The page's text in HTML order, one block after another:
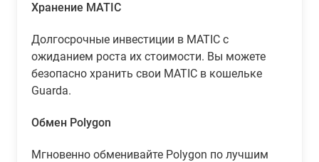
Хранение MATIC
Долгосрочные инвестиции в MATIC с
ожиданием роста их стоимости. Вы можете
безопасно хранить свои MATIC в кошельке
Guarda.
Обмен Polygon
Мгновенно обменивайте Polygon по лучшим